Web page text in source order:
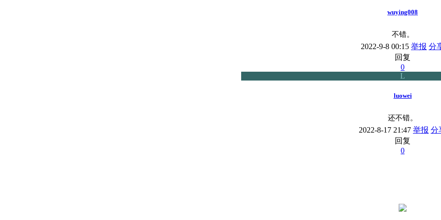
wuying008
不错。
2022-9-8 00:15 举报 分
回复
0
L
luowei
还不错。
2022-8-17 21:47 举报 分
回复
0